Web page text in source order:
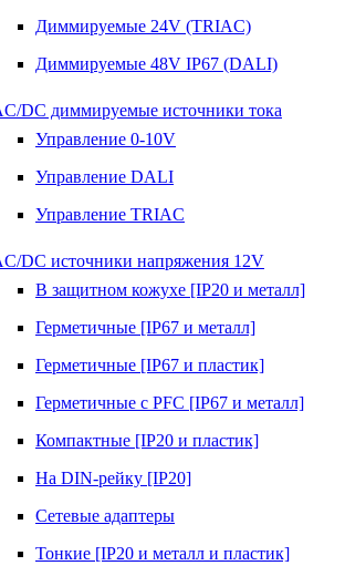
Диммируемые 24V (TRIAC)
Диммируемые 48V IP67 (DALI)
DC диммируемые источники тока
Управление 0-10V
Управление DALI
Управление TRIAC
DC источники напряжения 12V
В защитном кожухе [IP20 и металл]
Герметичные [IP67 и металл]
Герметичные [IP67 и пластик]
Герметичные с PFC [IP67 и металл]
Компактные [IP20 и пластик]
На DIN-рейку [IP20]
Сетевые адаптеры
Тонкие [IP20 и металл и пластик]